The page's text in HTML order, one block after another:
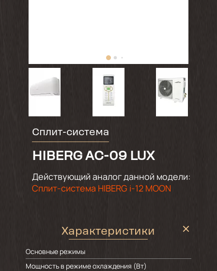
Сплит-система
HIBERG AC-09 LUX
Действующий аналог данной модели:
Сплит-система HIBERG i-12 MOON
Характеристики
Основные режимы
Мощность в режиме охлаждения (Вт)